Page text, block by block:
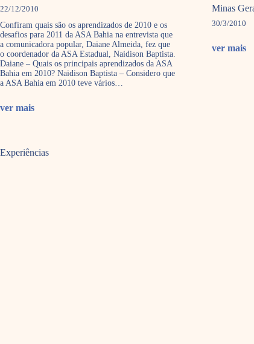
22/12/2010
Confiram quais são os aprendizados de 2010 e os
desafios para 2011 da ASA Bahia na entrevista que
a comunicadora popular, Daiane Almeida, fez que
o coordenador da ASA Estadual, Naidison Baptista.
Daiane – Quais os principais aprendizados da ASA
Bahia em 2010? Naidison Baptista – Considero que
a ASA Bahia em 2010 teve vários…
ver mais
Minas
30/3/2010
ver mais
Experiências